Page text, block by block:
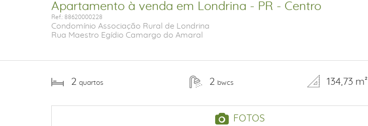
Apartamento à venda em Londrina - PR - Centro
Ref.: 88620000228
Condomínio Associação Rural de Londrina
Rua Maestro Egídio Camargo do Amaral
2 quartos 2 bwcs 134,73 m²
FOTOS